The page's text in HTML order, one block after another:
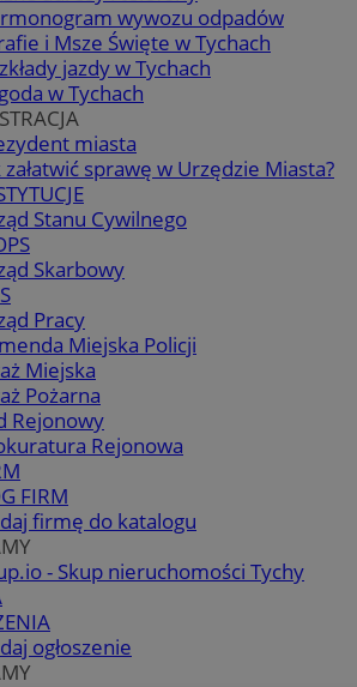
wywozu odpadów
i Msze Święte w Tychach
jazdy w Tychach
w Tychach
miasta
załatwić sprawę w Urzędzie Miasta?
Stanu Cywilnego
Skarbowy
Pracy
Miejska Policji
Miejska
Pożarna
Rejonowy
Rejonowa
FIRM
firmę do katalogu
- Skup nieruchomości Tychy
ogłoszenie